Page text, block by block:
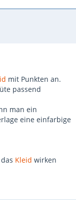
mit Punkten an.
passend
man ein
eine einfarbige
Kleid wirken